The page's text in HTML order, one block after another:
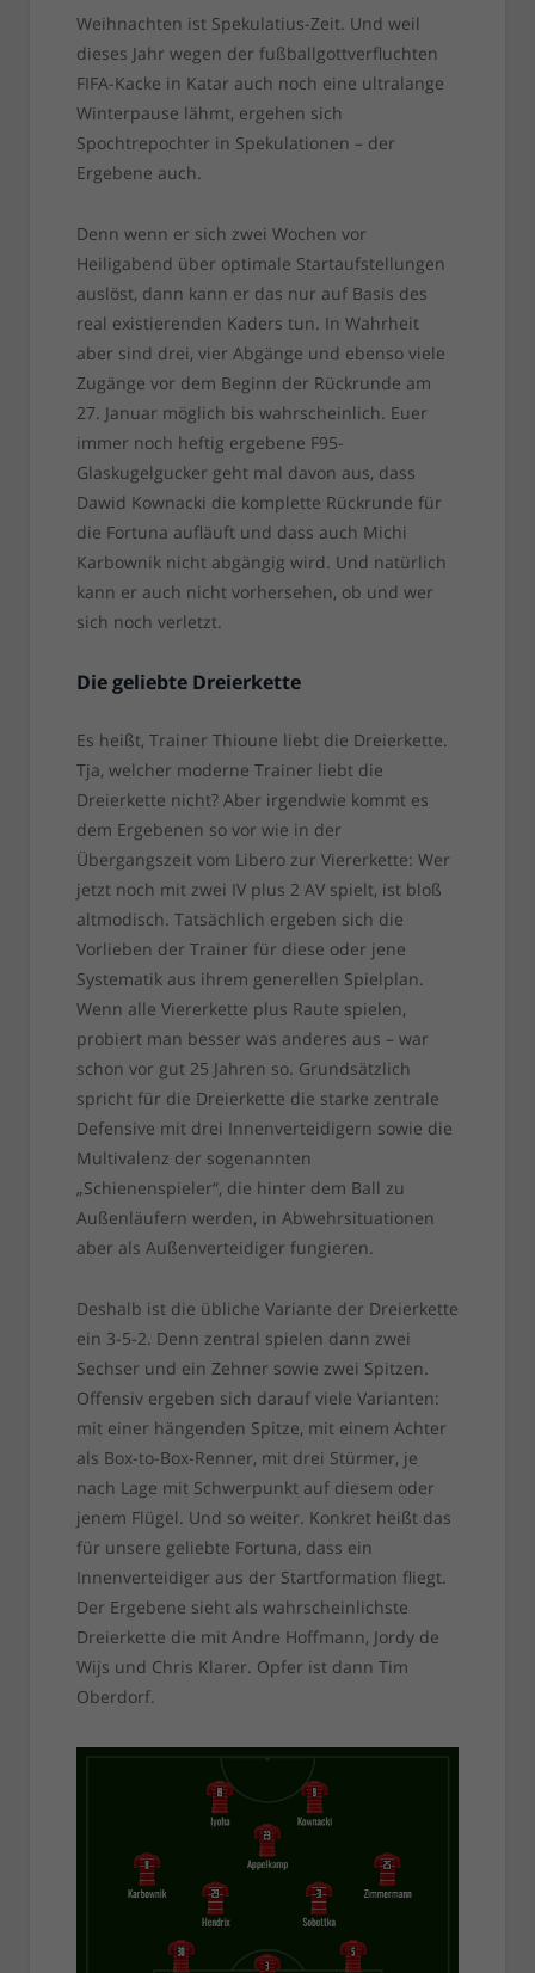
Weihnachten ist Spekulatius-Zeit. Und weil
dieses Jahr wegen der fußballgottverfluchten
FIFA-Kacke in Katar auch noch eine ultralange
Winterpause lähmt, ergehen sich
Spochtrepochter in Spekulationen – der
Ergebene auch.
Denn wenn er sich zwei Wochen vor
Heiligabend über optimale Startaufstellungen
auslöst, dann kann er das nur auf Basis des
real existierenden Kaders tun. In Wahrheit
aber sind drei, vier Abgänge und ebenso viele
Zugänge vor dem Beginn der Rückrunde am
27. Januar möglich bis wahrscheinlich. Euer
immer noch heftig ergebene F95-
Glaskugelgucker geht mal davon aus, dass
Dawid Kownacki die komplette Rückrunde für
die Fortuna aufläuft und dass auch Michi
Karbownik nicht abgängig wird. Und natürlich
kann er auch nicht vorhersehen, ob und wer
sich noch verletzt.
Die geliebte Dreierkette
Es heißt, Trainer Thioune liebt die Dreierkette.
Tja, welcher moderne Trainer liebt die
Dreierkette nicht? Aber irgendwie kommt es
dem Ergebenen so vor wie in der
Übergangszeit vom Libero zur Viererkette: Wer
jetzt noch mit zwei IV plus 2 AV spielt, ist bloß
altmodisch. Tatsächlich ergeben sich die
Vorlieben der Trainer für diese oder jene
Systematik aus ihrem generellen Spielplan.
Wenn alle Viererkette plus Raute spielen,
probiert man besser was anderes aus – war
schon vor gut 25 Jahren so. Grundsätzlich
spricht für die Dreierkette die starke zentrale
Defensive mit drei Innenverteidigern sowie die
Multivalenz der sogenannten
„Schienenspieler“, die hinter dem Ball zu
Außenläufern werden, in Abwehrsituationen
aber als Außenverteidiger fungieren.
Deshalb ist die übliche Variante der Dreierkette
ein 3-5-2. Denn zentral spielen dann zwei
Sechser und ein Zehner sowie zwei Spitzen.
Offensiv ergeben sich darauf viele Varianten:
mit einer hängenden Spitze, mit einem Achter
als Box-to-Box-Renner, mit drei Stürmer, je
nach Lage mit Schwerpunkt auf diesem oder
jenem Flügel. Und so weiter. Konkret heißt das
für unsere geliebte Fortuna, dass ein
Innenverteidiger aus der Startformation fliegt.
Der Ergebene sieht als wahrscheinlichste
Dreierkette die mit Andre Hoffmann, Jordy de
Wijs und Chris Klarer. Opfer ist dann Tim
Oberdorf.